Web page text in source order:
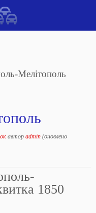
Мелітополь
автор admin (оновлено
1850